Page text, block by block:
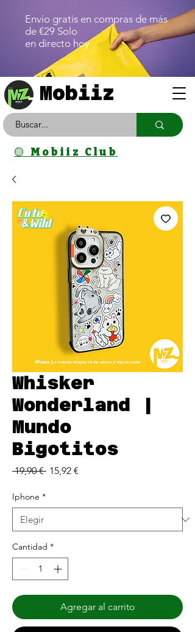
Envío gratis en compras de más
de €29 Solo
en directo hoy
Mobiiz
🟡 Mobiiz Club
Whisker
Wonderland |
Mundo
Bigotitos
19,90 € Precio
15,92 €
Iphone *
Cantidad *
Agregar al carrito